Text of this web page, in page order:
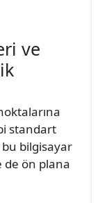
ve
standart
bu bilgisayar
de ön plana